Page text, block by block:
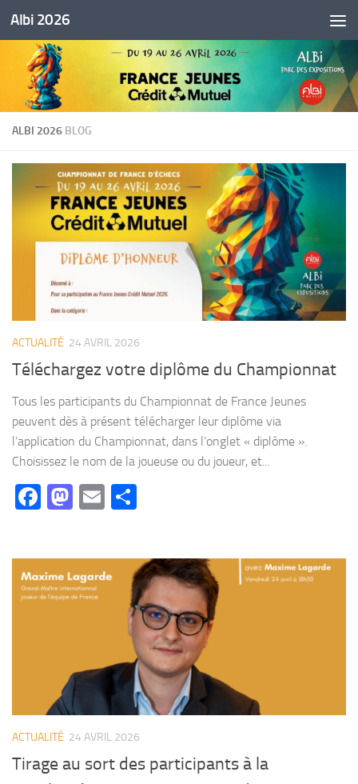
Skip to content
Albi 2026
ALBI 2026 BLOG
ACTUALITÉ 24 AVRIL 2026
Téléchargez votre diplôme du Championnat
Tous les participants du Championnat de France Jeunes
peuvent dès à présent télécharger leur diplôme via
l’application du Championnat, dans l’onglet « diplôme ».
Choisissez le nom de la joueuse ou du joueur, et...
Facebook
Mastodon
Email
ACTUALITÉ 24 AVRIL 2026
Tirage au sort des participants à la